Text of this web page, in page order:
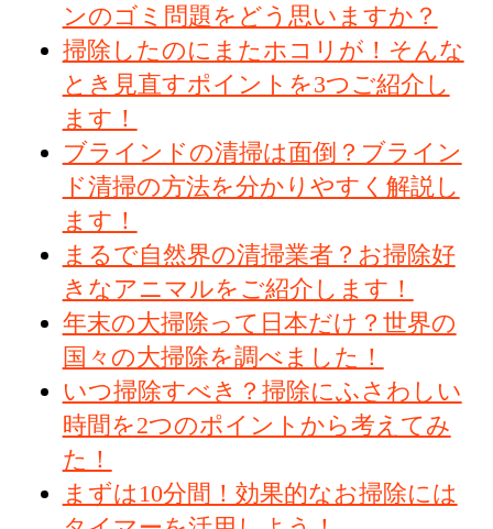
ンのゴミ問題をどう思いますか？
掃除したのにまたホコリが！そんな
とき見直すポイントを3つご紹介し
ます！
ブラインドの清掃は面倒？ブライン
ド清掃の方法を分かりやすく解説し
ます！
まるで自然界の清掃業者？お掃除好
きなアニマルをご紹介します！
年末の大掃除って日本だけ？世界の
国々の大掃除を調べました！
いつ掃除すべき？掃除にふさわしい
時間を2つのポイントから考えてみ
た！
まずは10分間！効果的なお掃除には